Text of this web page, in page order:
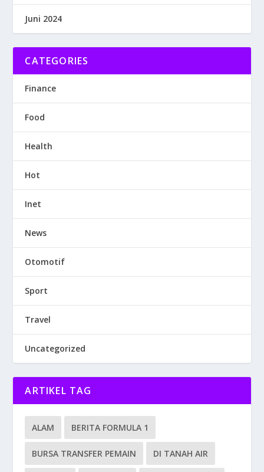
Juni 2024
CATEGORIES
Finance
Food
Health
Hot
Inet
News
Otomotif
Sport
Travel
Uncategorized
ARTIKEL TAG
ALAM BERITA FORMULA 1
BURSA TRANSFER PEMAIN DI TANAH AIR